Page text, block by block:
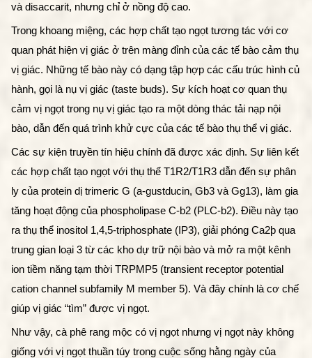
và disaccarit, nhưng chỉ ở nồng độ cao.
Trong khoang miệng, các hợp chất tạo ngọt tương tác với cơ
quan phát hiện vị giác ở trên màng đỉnh của các tế bào cảm thụ
vị giác. Những tế bào này có dạng tập hợp các cấu trúc hình củ
hành, gọi là nụ vị giác (taste buds). Sự kích hoạt cơ quan thụ
cảm vị ngọt trong nụ vị giác tạo ra một dòng thác tải nạp nội
bào, dẫn đến quá trình khử cực của các tế bào thụ thể vị giác.
Các sự kiện truyền tín hiệu chính đã được xác định. Sự liên kết
các hợp chất tạo ngọt với thụ thể T1R2/T1R3 dẫn đến sự phân
ly của protein dị trimeric G (a-gustducin, Gb3 và Gg13), làm gia
tăng hoạt động của phospholipase C-b2 (PLC-b2). Điều này tạo
ra thụ thể inositol 1,4,5-triphosphate (IP3), giải phóng Ca2þ qua
trung gian loại 3 từ các kho dự trữ nội bào và mở ra một kênh
ion tiềm năng tạm thời TRPMP5 (transient receptor potential
cation channel subfamily M member 5). Và đây chính là cơ chế
giúp vị giác “tìm” được vị ngọt.
Như vậy, cà phê rang mộc có vị ngọt nhưng vị ngọt này không
giống với vị ngọt thuần túy trong cuộc sống hằng ngày của